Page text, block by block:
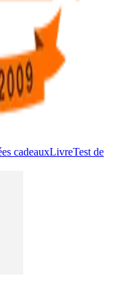
cadeauxLivreTest de